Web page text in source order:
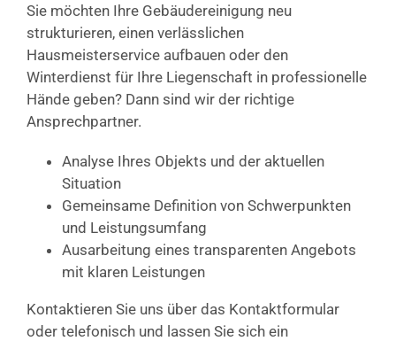
Sie möchten Ihre Gebäudereinigung neu
strukturieren, einen verlässlichen
Hausmeisterservice aufbauen oder den
Winterdienst für Ihre Liegenschaft in professionelle
Hände geben? Dann sind wir der richtige
Ansprechpartner.
Analyse Ihres Objekts und der aktuellen
Situation
Gemeinsame Definition von Schwerpunkten
und Leistungsumfang
Ausarbeitung eines transparenten Angebots
mit klaren Leistungen
Kontaktieren Sie uns über das Kontaktformular
oder telefonisch und lassen Sie sich ein